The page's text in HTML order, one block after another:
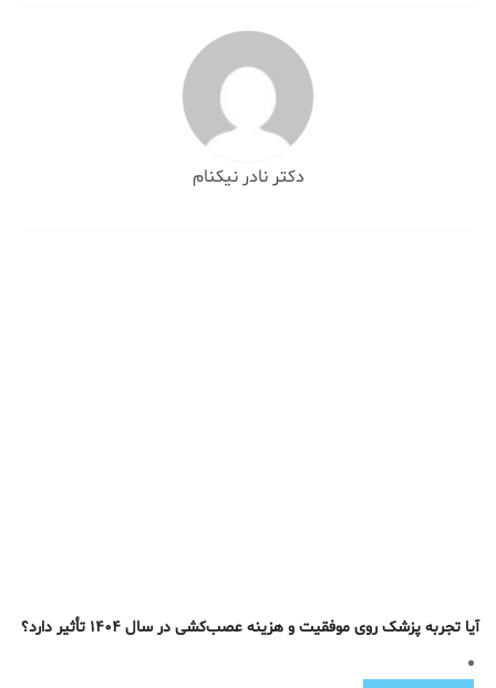
دکتر نادر نیکنام
آیا تجربه پزشک روی موفقیت و هزینه عصب‌کشی در سال ۱۴۰۴ تأثیر دارد؟